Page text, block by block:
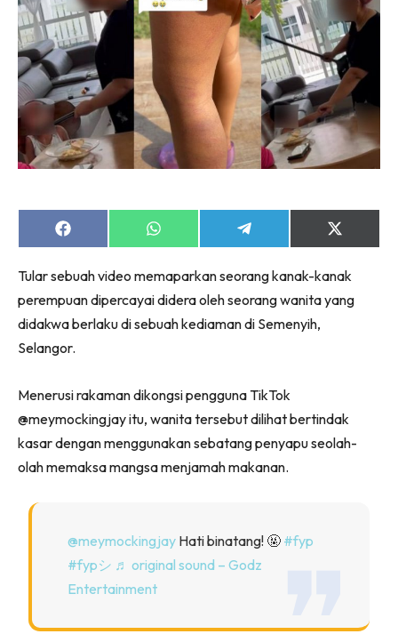
Share
on
Share
on
Share
on
Share
on
(Twitter)
Tular sebuah video memaparkan seorang kanak-kanak
perempuan dipercayai didera oleh seorang wanita yang
didakwa berlaku di sebuah kediaman di Semenyih,
Selangor.
Menerusi rakaman dikongsi pengguna TikTok
@meymockingjay itu, wanita tersebut dilihat bertindak
kasar dengan menggunakan sebatang penyapu seolah-
olah memaksa mangsa menjamah makanan.
@meymockingjay Hati binatang! 🤬 #fyp
#fypシ ♬ original sound – Godz
Entertainment